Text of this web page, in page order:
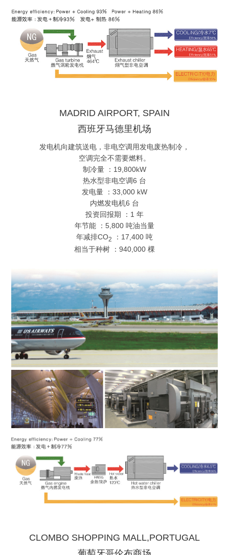
MADRID AIRPORT, SPAIN
西班牙马德里机场
发电机向建筑送电，非电空调用发电废热制冷，
空调完全不需要燃料。
制冷量 ：19,800kW
热水型非电空调6 台
发电量 ：33,000 kW
内燃发电机6 台
投资回报期 ：1 年
年节能 ：5,800 吨油当量
年减排CO2
：17,400 吨
相当于种树 ：940,000 棵
CLOMBO SHOPPING MALL,PORTUGAL